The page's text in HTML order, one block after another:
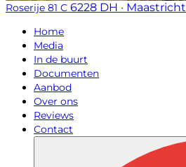
Roserije 81 C 6228 DH · Maastricht
Home
Media
In de buurt
Documenten
Aanbod
Over ons
Reviews
Contact